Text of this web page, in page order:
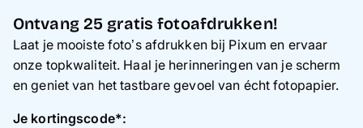
Ontvang 25 gratis fotoafdrukken!
Laat je mooiste foto’s afdrukken bij Pixum en ervaar
onze topkwaliteit. Haal je herinneringen van je scherm
en geniet van het tastbare gevoel van écht fotopapier.
Je kortingscode*: